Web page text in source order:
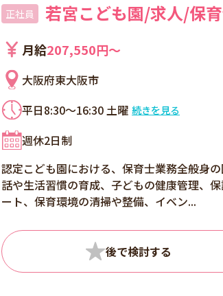
正社員 若宮こども園/求人/保
月給207,550円〜
大阪府東大阪市
平日8:30～16:30 土曜
内5時間） 休憩時間：
45分 時間外勤務：あ
り
続きを見る
週休2日制
認定こども園における、保育士業務全般身
話や生活習慣の育成、子どもの健康管理、
ート、保育環境の清掃や整備、イベン...